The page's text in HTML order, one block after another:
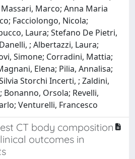
Marco; Anna Maria
Facciolongo, Nicola;
Laura; Stefano De Pietri,
; Albertazzi, Laura;
Simone; Corradini, Mattia;
Elena; Pilia, Annalisa;
Storchi Incerti, ; Zaldini,
Bonanno, Orsola; Revelli,
Venturelli, Francesco
CT body composition
outcomes in